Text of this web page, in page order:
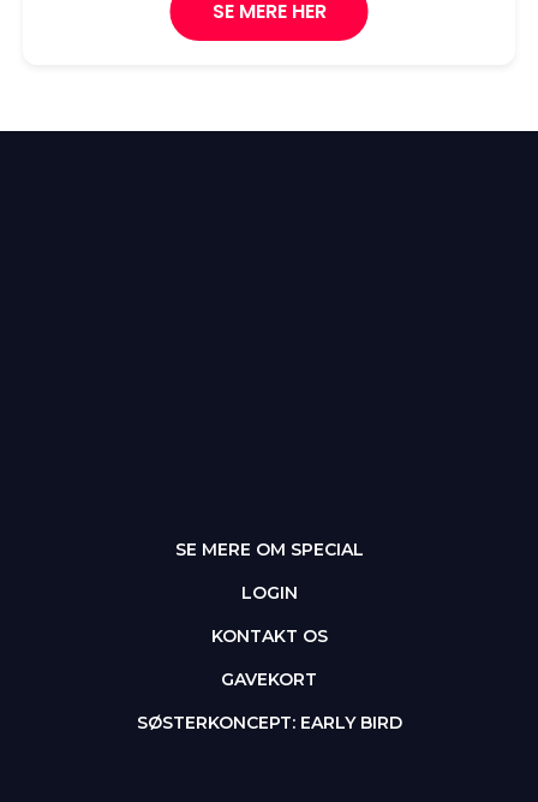
SE MERE HER
SE MERE OM SPECIAL
LOGIN
KONTAKT OS
GAVEKORT
SØSTERKONCEPT: EARLY BIRD